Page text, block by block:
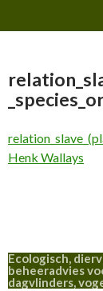
Henk Wallays
Ecologisch,
beheeradvies
dagvlinders,